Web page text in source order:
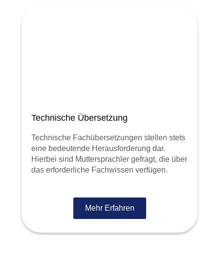
Technische Übersetzung
Technische Fachübersetzungen stellen stets
eine bedeutende Herausforderung dar.
Hierbei sind Muttersprachler gefragt, die über
das erforderliche Fachwissen verfügen.
Mehr Erfahren